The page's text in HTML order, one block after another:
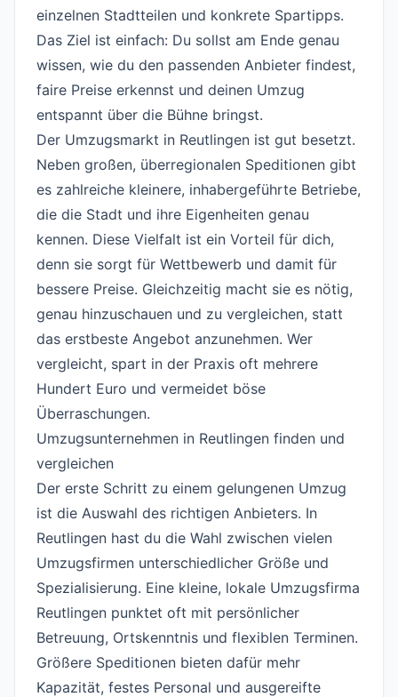
einzelnen Stadtteilen und konkrete Spartipps.
Das Ziel ist einfach: Du sollst am Ende genau
wissen, wie du den passenden Anbieter findest,
faire Preise erkennst und deinen Umzug
entspannt über die Bühne bringst.
Der Umzugsmarkt in Reutlingen ist gut besetzt.
Neben großen, überregionalen Speditionen gibt
es zahlreiche kleinere, inhabergeführte Betriebe,
die die Stadt und ihre Eigenheiten genau
kennen. Diese Vielfalt ist ein Vorteil für dich,
denn sie sorgt für Wettbewerb und damit für
bessere Preise. Gleichzeitig macht sie es nötig,
genau hinzuschauen und zu vergleichen, statt
das erstbeste Angebot anzunehmen. Wer
vergleicht, spart in der Praxis oft mehrere
Hundert Euro und vermeidet böse
Überraschungen.
Umzugsunternehmen in Reutlingen finden und
vergleichen
Der erste Schritt zu einem gelungenen Umzug
ist die Auswahl des richtigen Anbieters. In
Reutlingen hast du die Wahl zwischen vielen
Umzugsfirmen unterschiedlicher Größe und
Spezialisierung. Eine kleine, lokale Umzugsfirma
Reutlingen punktet oft mit persönlicher
Betreuung, Ortskenntnis und flexiblen Terminen.
Größere Speditionen bieten dafür mehr
Kapazität, festes Personal und ausgereifte